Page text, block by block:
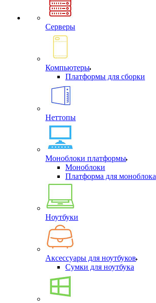
Серверы
Компьютеры
Платформы для сборки
Неттопы
Моноблоки платформы
Моноблоки
Платформа для моноблока
Ноутбуки
Аксессуары для ноутбуков
Сумки для ноутбука